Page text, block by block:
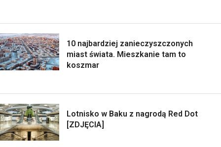
10 najbardziej zanieczyszczonych
miast świata. Mieszkanie tam to
koszmar
Lotnisko w Baku z nagrodą Red Dot
[ZDJĘCIA]